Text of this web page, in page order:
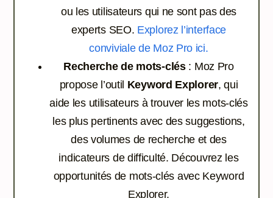
ou les utilisateurs qui ne sont pas des
experts SEO. Explorez l’interface
conviviale de Moz Pro ici.
Recherche de mots-clés: Moz Pro
propose l’outil Keyword Explorer, qui
aide les utilisateurs à trouver les mots-clés
les plus pertinents avec des suggestions,
des volumes de recherche et des
indicateurs de difficulté. Découvrez les
opportunités de mots-clés avec Keyword
Explorer.